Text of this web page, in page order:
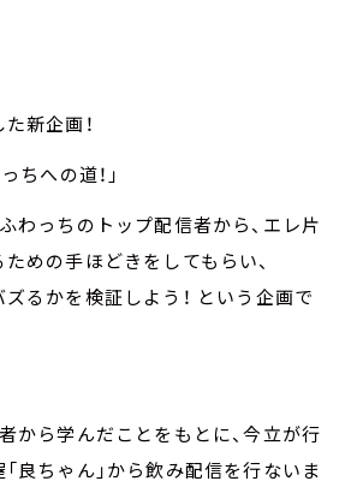
新企画！
ちへの道！」
わっちのトップ配信者から、エレ片
めの手ほどきをしてもらい、
るかを検証しよう！ という企画で
から学んだことをもとに、今立が行
良ちゃん」から飲み配信を行ないま